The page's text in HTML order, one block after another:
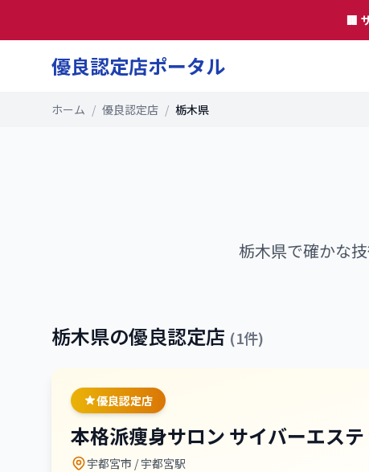
🏢
優良認定店ポータル
ホーム / 優良認定店 / 栃木県
栃木県で確かな
栃木県の優良認定店 (1件)
優良認定店
本格派痩身サロン サイバーエス
宇都宮市 / 宇都宮駅